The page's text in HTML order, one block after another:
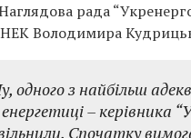
рада
НЕК Володимира
одного з найбільш
– керівника
Спочатку